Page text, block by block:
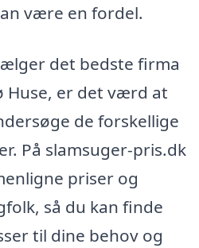
være en fordel.
det bedste firma
Huse, er det værd at
de forskellige
På slamsuger-pris.dk
priser og
så du kan finde
til dine behov og